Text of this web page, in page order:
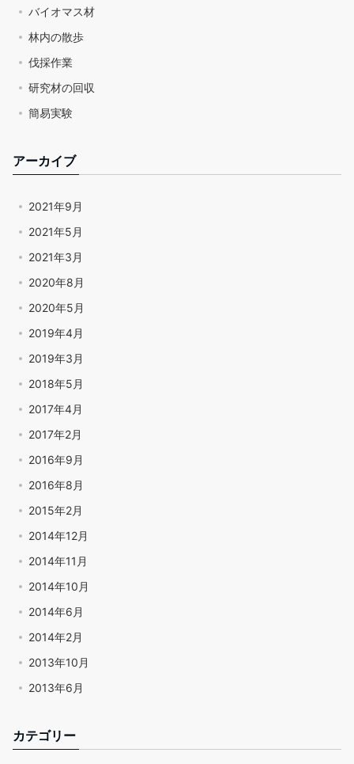
バイオマス材
林内の散歩
伐採作業
研究材の回収
簡易実験
アーカイブ
2021年9月
2021年5月
2021年3月
2020年8月
2020年5月
2019年4月
2019年3月
2018年5月
2017年4月
2017年2月
2016年9月
2016年8月
2015年2月
2014年12月
2014年11月
2014年10月
2014年6月
2014年2月
2013年10月
2013年6月
カテゴリー